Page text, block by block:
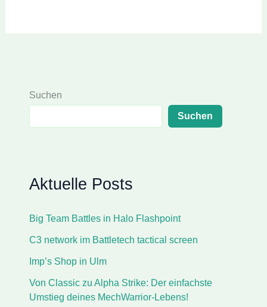
Suchen
Suchen
Aktuelle Posts
Big Team Battles in Halo Flashpoint
C3 network im Battletech tactical screen
Imp’s Shop in Ulm
Von Classic zu Alpha Strike: Der einfachste
Umstieg deines MechWarrior-Lebens!